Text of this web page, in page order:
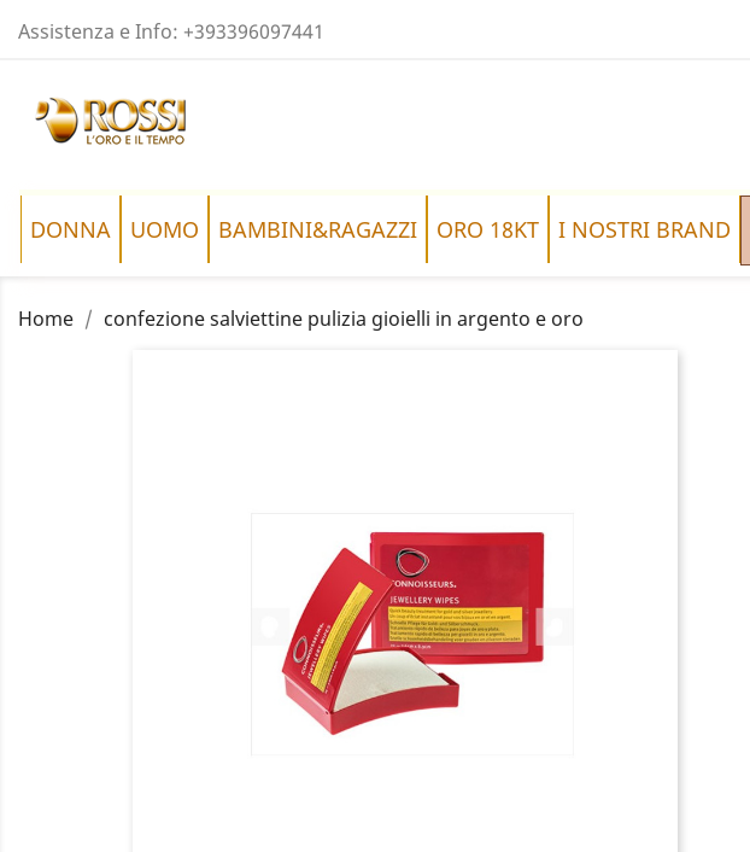
Assistenza e Info: +393396097441
DONNA UOMO BAMBINI&RAGAZZI ORO 18KT I NOSTRI BRAND
Home confezione salviettine pulizia gioielli in argento e oro